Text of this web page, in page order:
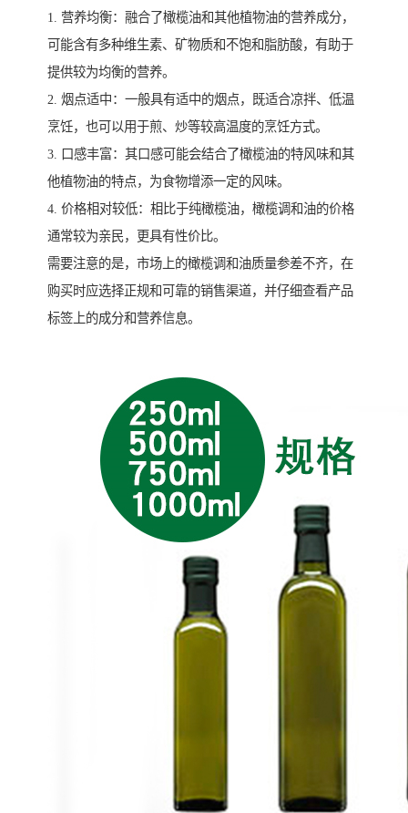
1. 营养均衡：融合了橄榄油和其他植物油的营养成分，
可能含有多种维生素、矿物质和不饱和脂肪酸，有助于
提供较为均衡的营养。
2. 烟点适中：一般具有适中的烟点，既适合凉拌、低温
烹饪，也可以用于煎、炒等较高温度的烹饪方式。
3. 口感丰富：其口感可能会结合了橄榄油的特风味和其
他植物油的特点，为食物增添一定的风味。
4. 价格相对较低：相比于纯橄榄油，橄榄调和油的价格
通常较为亲民，更具有性价比。
需要注意的是，市场上的橄榄调和油质量参差不齐，在
购买时应选择正规和可靠的销售渠道，并仔细查看产品
标签上的成分和营养信息。